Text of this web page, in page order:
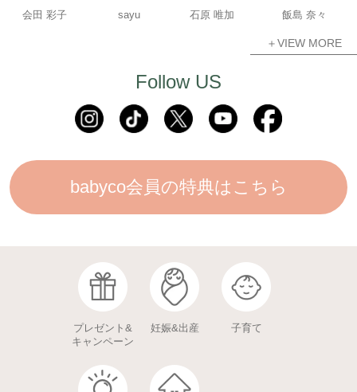
会田 彩子 sayu 石原 唯加 飯島 奈々
＋VIEW MORE
Follow US
babyco会員の特典はこちら
プレゼント&
キャンペーン
妊娠&出産 子育て